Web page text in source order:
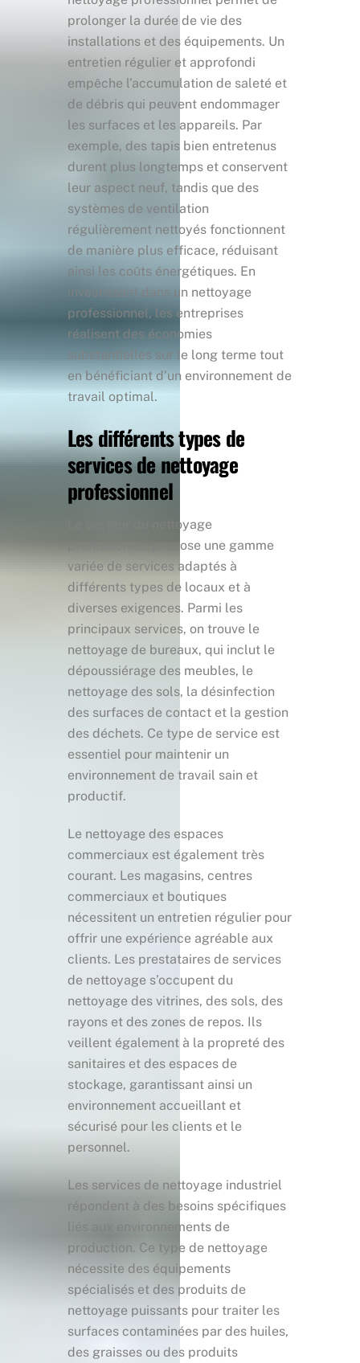
prolonger la durée de vie des
installations et des équipements. Un
entretien régulier et approfondi
empêche l’accumulation de saleté et
de débris qui peuvent endommager
les surfaces et les appareils. Par
exemple, des tapis bien entretenus
durent plus longtemps et conservent
leur aspect neuf, tandis que des
systèmes de ventilation
régulièrement nettoyés fonctionnent
de manière plus efficace, réduisant
ainsi les coûts énergétiques. En
investissant dans un nettoyage
professionnel, les entreprises
réalisent des économies
substantielles sur le long terme tout
en bénéficiant d’un environnement de
travail optimal.
Les différents types de
services de nettoyage
professionnel
Le secteur du nettoyage
professionnel propose une gamme
variée de services adaptés à
différents types de locaux et à
diverses exigences. Parmi les
principaux services, on trouve le
nettoyage de bureaux, qui inclut le
dépoussiérage des meubles, le
nettoyage des sols, la désinfection
des surfaces de contact et la gestion
des déchets. Ce type de service est
essentiel pour maintenir un
environnement de travail sain et
productif.
Le nettoyage des espaces
commerciaux est également très
courant. Les magasins, centres
commerciaux et boutiques
nécessitent un entretien régulier pour
offrir une expérience agréable aux
clients. Les prestataires de services
de nettoyage s’occupent du
nettoyage des vitrines, des sols, des
rayons et des zones de repos. Ils
veillent également à la propreté des
sanitaires et des espaces de
stockage, garantissant ainsi un
environnement accueillant et
sécurisé pour les clients et le
personnel.
Les services de nettoyage industriel
répondent à des besoins spécifiques
liés aux environnements de
production. Ce type de nettoyage
nécessite des équipements
spécialisés et des produits de
nettoyage puissants pour traiter les
surfaces contaminées par des huiles,
des graisses ou des produits